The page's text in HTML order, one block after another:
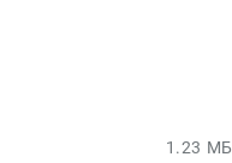
1.23 МБ